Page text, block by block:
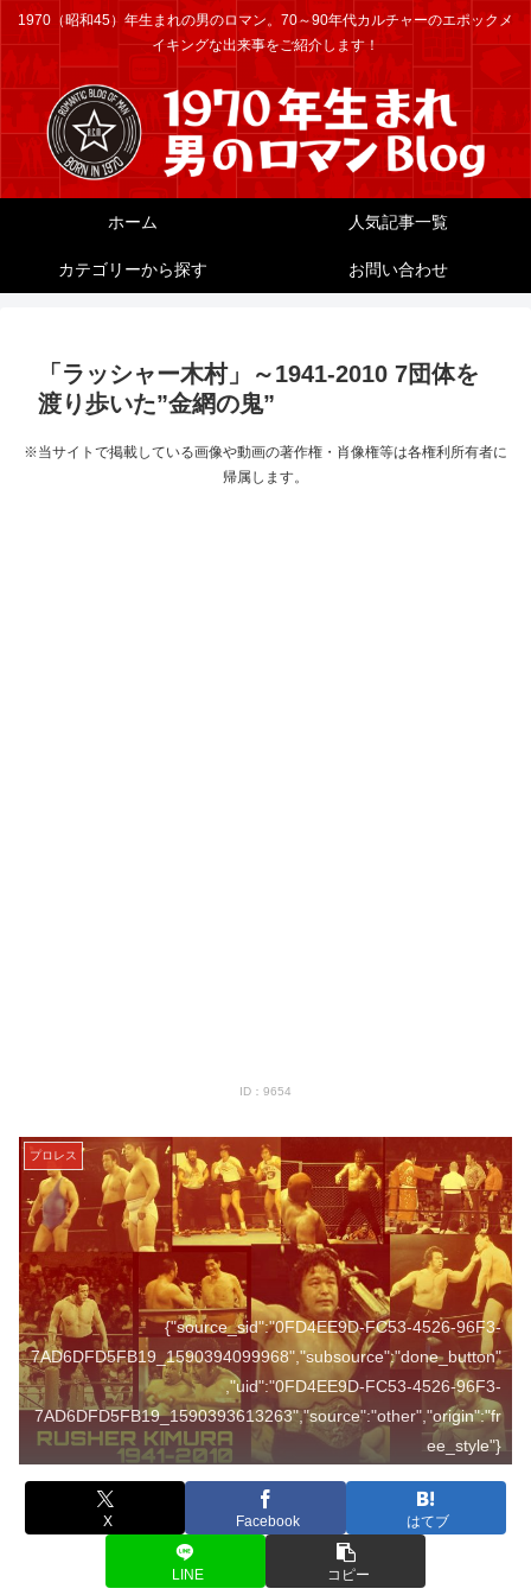
1970（昭和45）年生まれの男のロマン。70～90年代カルチャーのエポックメ
イキングな出来事をご紹介します！
ホーム 人気記事一覧
カテゴリーから探す お問い合わせ
「ラッシャー木村」～1941-2010 7団体を
渡り歩いた”金網の鬼”
※当サイトで掲載している画像や動画の著作権・肖像権等は各権利所有者に
帰属します。
ID：9654
プロレス
{"source_sid":"0FD4EE9D-FC53-4526-96F3-
7AD6DFD5FB19_1590394099968","subsource":"done_button"
,"uid":"0FD4EE9D-FC53-4526-96F3-
7AD6DFD5FB19_1590393613263","source":"other","origin":"fr
ee_style"}
X Facebook はてブ
LINE コピー